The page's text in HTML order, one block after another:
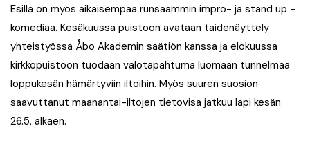
Esillä on myös aikaisempaa runsaammin impro- ja stand up -
komediaa. Kesäkuussa puistoon avataan taidenäyttely
yhteistyössä Åbo Akademin säätiön kanssa ja elokuussa
kirkkopuistoon tuodaan valotapahtuma luomaan tunnelmaa
loppukesän hämärtyviin iltoihin. Myös suuren suosion
saavuttanut maanantai-iltojen tietovisa jatkuu läpi kesän
26.5. alkaen.